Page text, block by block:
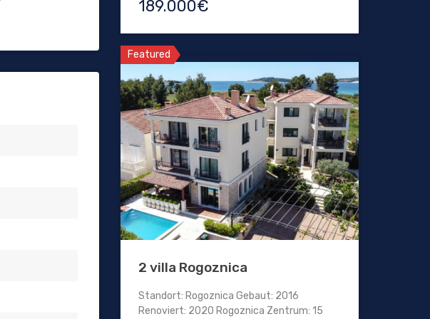
189.000€
Featured
2 villa Rogoznica
Standort: Rogoznica Gebaut: 2016
Renoviert: 2020 Rogoznica Zentrum: 15